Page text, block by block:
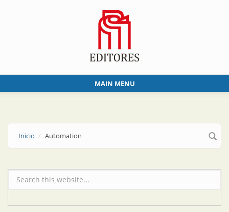
MAIN MENU
Inicio Automation
Formulario de búsqueda